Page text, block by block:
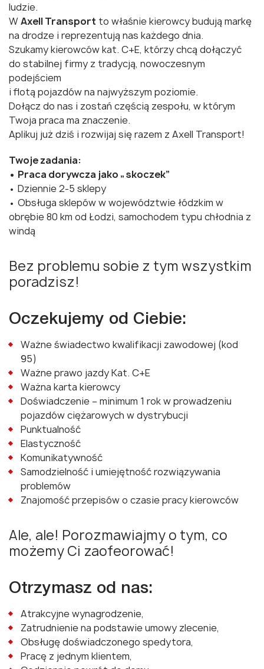
ludzie.
WAxell Transport to właśnie kierowcy budują markę
na drodze i reprezentują nas każdego dnia.
Szukamy kierowców kat. C+E, którzy chcą dołączyć
do stabilnej firmy z tradycją, nowoczesnym
podejściem
i flotą pojazdów na najwyższym poziomie.
Dołącz do nas i zostań częścią zespołu, w którym
Twoja praca ma znaczenie.
Aplikuj już dziś i rozwijaj się razem z Axell Transport!
Twoje zadania:
• Praca dorywcza jako „skoczek”
• Dziennie 2-5 sklepy
• Obsługa sklepów w województwie łódzkim w
obrębie 80 km od Łodzi, samochodem typu chłodnia z
windą
Bez problemu sobie z tym wszystkim
poradzisz!
Oczekujemy od Ciebie:
Ważne świadectwo kwalifikacji zawodowej (kod
95)
Ważne prawo jazdy Kat. C+E
Ważna karta kierowcy
Doświadczenie – minimum 1 rok w prowadzeniu
pojazdów ciężarowych w dystrybucji
Punktualność
Elastyczność
Komunikatywność
Samodzielność i umiejętność rozwiązywania
problemów
Znajomość przepisów o czasie pracy kierowców
Ale, ale! Porozmawiajmy o tym, co
możemy Ci zaofeorować!
Otrzymasz od nas:
Atrakcyjne wynagrodzenie,
Zatrudnienie na podstawie umowy zlecenie,
Obsługę doświadczonego spedytora,
Pracę z jednym klientem,